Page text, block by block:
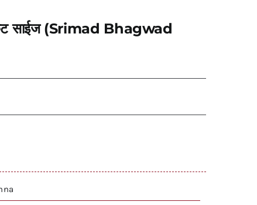
पॉकेट साईज (Srimad Bhagwad